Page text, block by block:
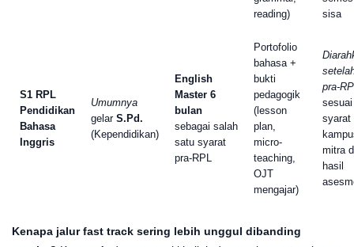
reading)
sisa
S1 RPL
Pendidikan
Bahasa
Inggris
Umumnya
gelar S.Pd.
(Kependidikan)
English
Master 6
bulan
sebagai salah
satu syarat
pra-RPL
Portofolio
bahasa +
bukti
pedagogik
(lesson
plan,
micro-
teaching,
OJT
mengajar)
pra-
sesuai
syarat
mitra
hasil
Kenapa jalur fast track sering lebih unggul dibanding